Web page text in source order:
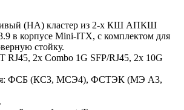
(HA) кластер из 2-х КШ АПКШ
в корпусе Mini-ITX, с комплектом для
стойку.
RJ45, 2x Combo 1G SFP/RJ45, 2x 10G
ФСБ (КС3, МСЭ4), ФСТЭК (МЭ А3,